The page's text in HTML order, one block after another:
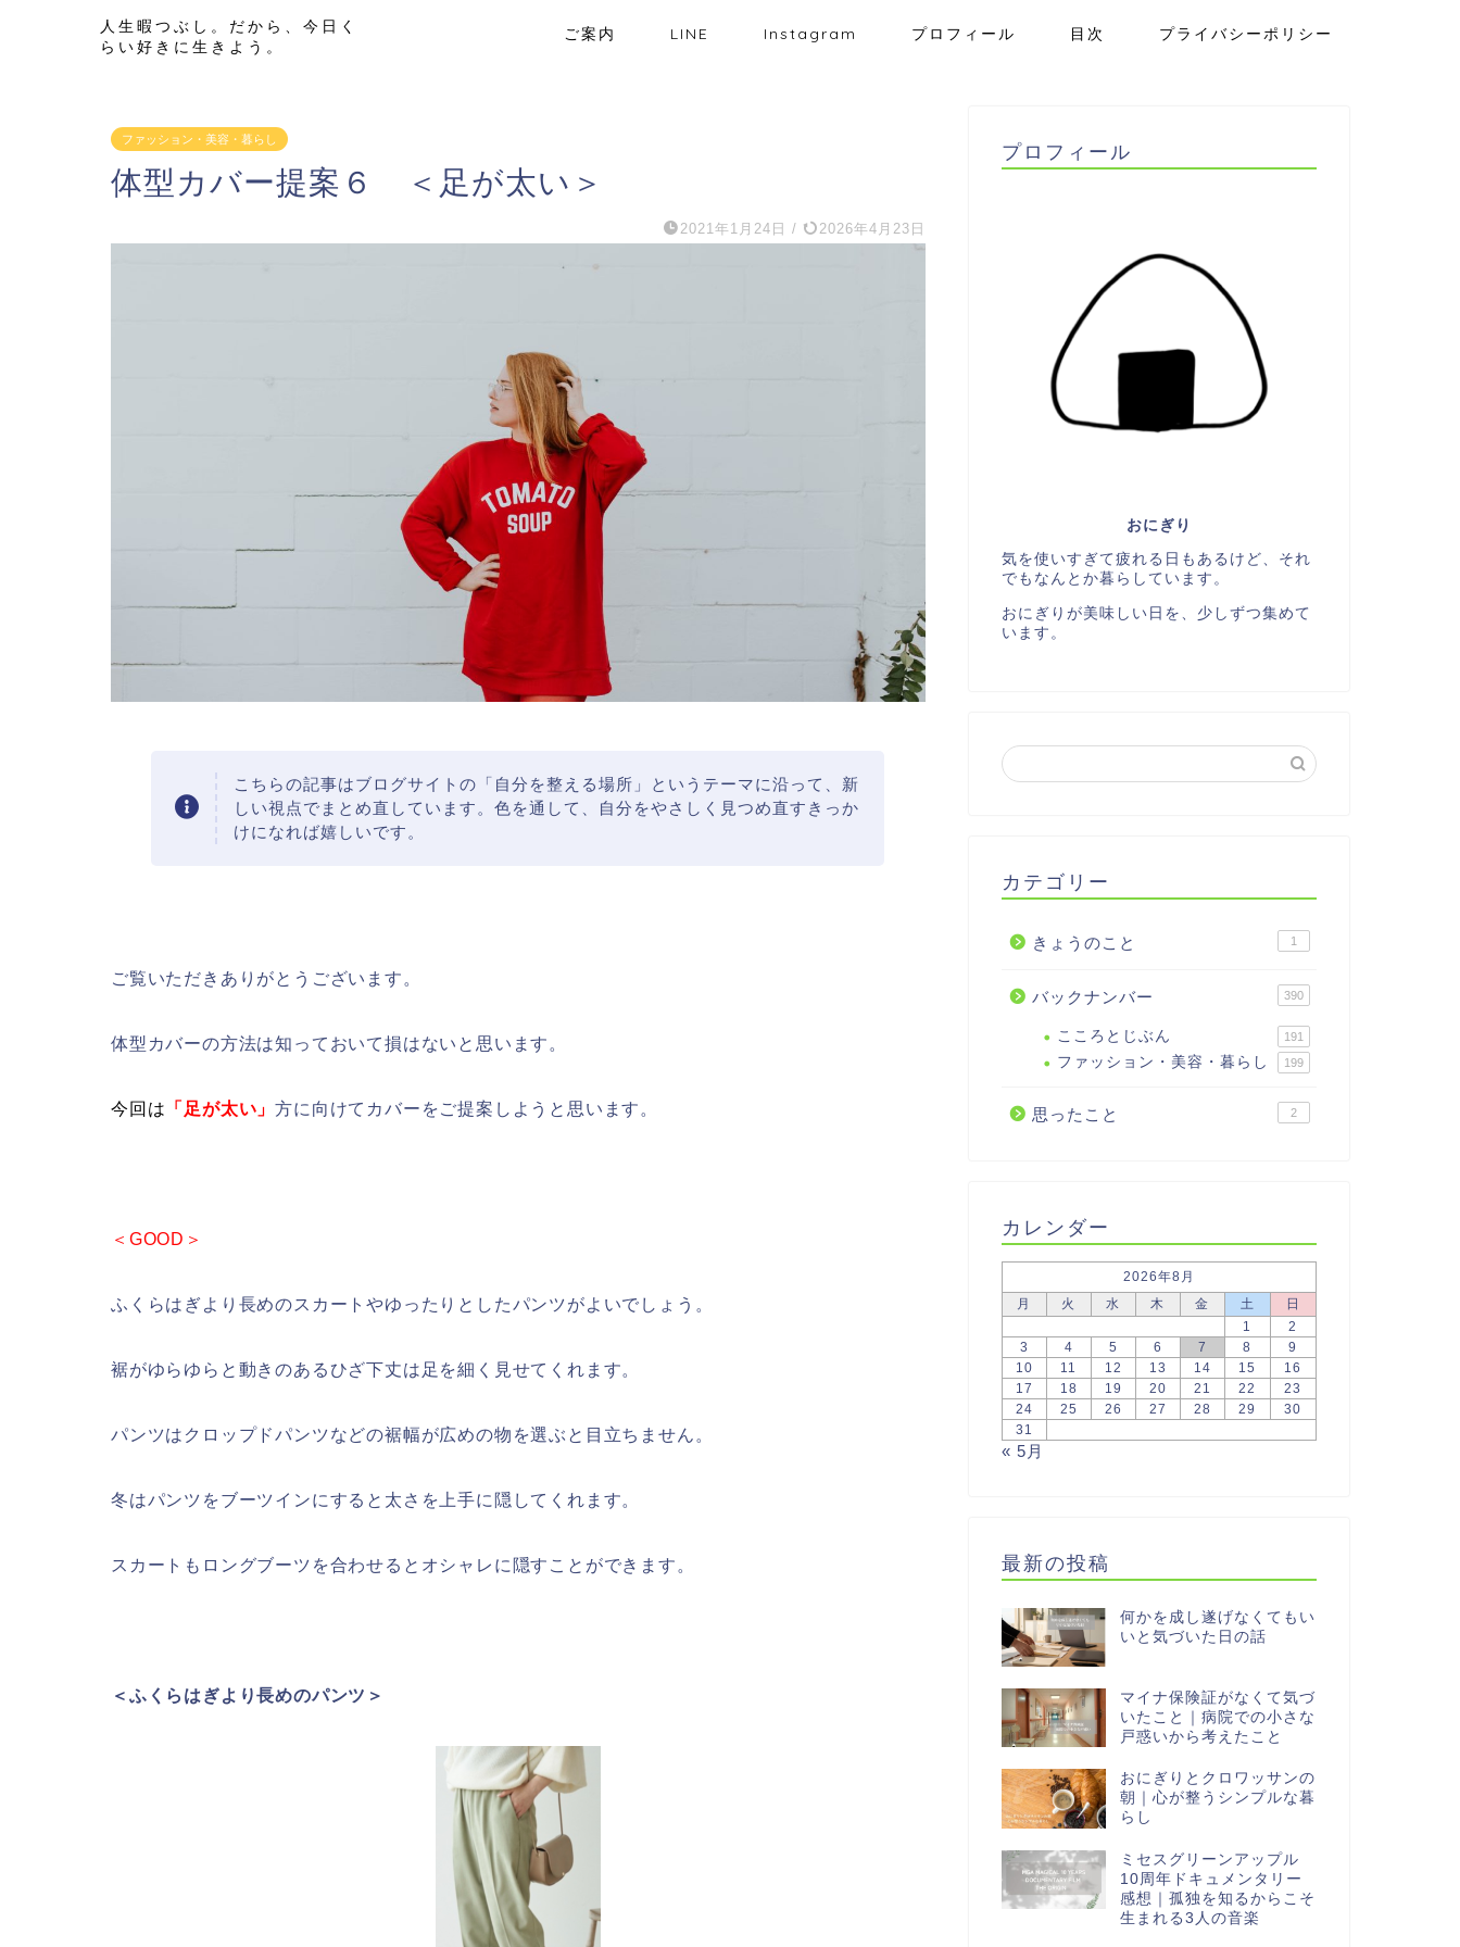
人生暇つぶし。だから、今日く
らい好きに生きよう。
ご案内 LINE Instagram プロフィール 目次 プライバシーポリシー
ファッション・美容・暮らし
体型カバー提案６ ＜足が太い＞
2021年1月24日 / 2026年4月23日
こちらの記事はブログサイトの「自分を整える場所」というテーマに沿って、新
しい視点でまとめ直しています。色を通して、自分をやさしく見つめ直すきっか
けになれば嬉しいです。
ご覧いただきありがとうございます。
体型カバーの方法は知っておいて損はないと思います。
今回は 「足が太い」方に向けてカバーをご提案しようと思います。
＜GOOD＞
ふくらはぎより長めのスカートやゆったりとしたパンツがよいでしょう。
裾がゆらゆらと動きのあるひざ下丈は足を細く見せてくれます。
パンツはクロップドパンツなどの裾幅が広めの物を選ぶと目立ちません。
冬はパンツをブーツインにすると太さを上手に隠してくれます。
スカートもロングブーツを合わせるとオシャレに隠すことができます。
＜ふくらはぎより長めのパンツ＞
プロフィール
おにぎり
気を使いすぎて疲れる日もあるけど、それ
でもなんとか暮らしています。
おにぎりが美味しい日を、少しずつ集めて
います。
カテゴリー
きょうのこと 1
バックナンバー 390
こころとじぶん 191
ファッション・美容・暮らし 199
思ったこと 2
カレンダー
2026年8月
月
火 水 木 金 土
日
1
2
3
4 5 6 7 8
9
10
11 12 13 14 15
16
17
18 19 20 21 22
23
24
25 26 27 28 29
30
31
« 5月
最新の投稿
何かを成し遂げなくてもい
いと気づいた日の話
マイナ保険証がなくて気づ
いたこと｜病院での小さな
戸惑いから考えたこと
おにぎりとクロワッサンの
朝｜心が整うシンプルな暮
らし
ミセスグリーンアップル
10周年ドキュメンタリー
感想｜孤独を知るからこそ
生まれる3人の音楽